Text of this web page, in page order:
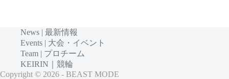
News | 最新情報
Events | 大会・イベント
Team | プロチーム
KEIRIN｜競輪
Copyright © 2026 - BEAST MODE